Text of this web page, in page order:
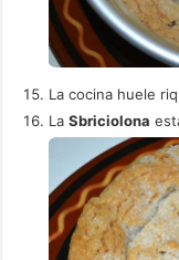
La cocina huele
LaSbriciolona